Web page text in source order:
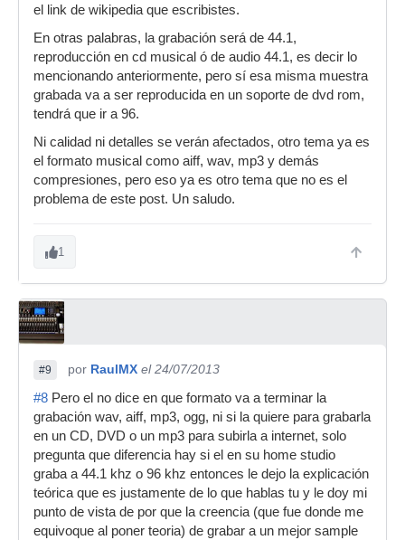
el link de wikipedia que escribistes.
En otras palabras, la grabación será de 44.1,
reproducción en cd musical ó de audio 44.1, es decir lo
mencionando anteriormente, pero sí esa misma muestra
grabada va a ser reproducida en un soporte de dvd rom,
tendrá que ir a 96.
Ni calidad ni detalles se verán afectados, otro tema ya es
el formato musical como aiff, wav, mp3 y demás
compresiones, pero eso ya es otro tema que no es el
problema de este post. Un saludo.
1
#9 por RaulMX el 24/07/2013
#8 Pero el no dice en que formato va a terminar la
grabación wav, aiff, mp3, ogg, ni si la quiere para grabarla
en un CD, DVD o un mp3 para subirla a internet, solo
pregunta que diferencia hay si el en su home studio
graba a 44.1 khz o 96 khz entonces le dejo la explicación
teórica que es justamente de lo que hablas tu y le doy mi
punto de vista de por que la creencia (que fue donde me
equivoque al poner teoria) de grabar a un mejor sample